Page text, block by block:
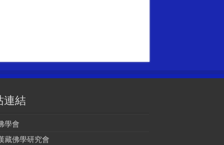
連結
學會
藏佛學研究會